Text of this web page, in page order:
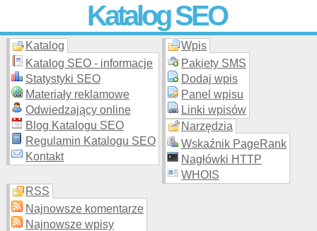
Katalog SEO
Skuteczna i promocja stron WWW –
moderowanego katalogu za darmo!
Katalog
Katalog SEO - informacje
Statystyki SEO
Materiały reklamowe
Odwiedzający online
Blog Katalogu SEO
Regulamin Katalogu SEO
Kontakt
Wpis
Pakiety SMS
Dodaj wpis
Panel wpisu
Linki wpisów
Narzędzia
Wskaźnik PageRank
Nagłówki HTTP
WHOIS
RSS
Najnowsze komentarze
Najnowsze wpisy